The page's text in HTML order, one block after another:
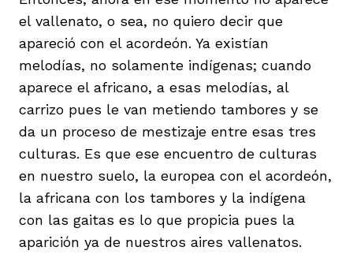
el vallenato, o sea, no quiero decir que
apareció con el acordeón. Ya existían
melodías, no solamente indígenas; cuando
aparece el africano, a esas melodías, al
carrizo pues le van metiendo tambores y se
da un proceso de mestizaje entre esas tres
culturas. Es que ese encuentro de culturas
en nuestro suelo, la europea con el acordeón,
la africana con los tambores y la indígena
con las gaitas es lo que propicia pues la
aparición ya de nuestros aires vallenatos.